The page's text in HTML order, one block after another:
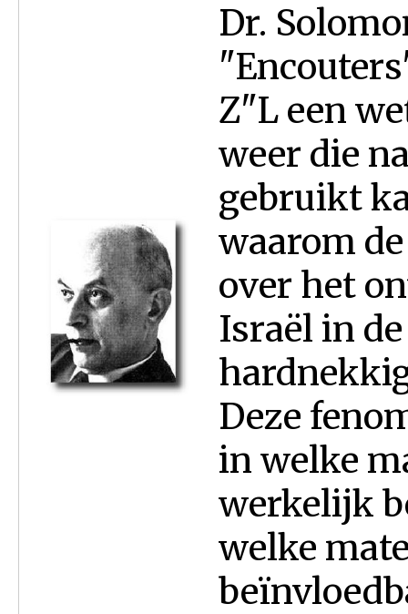
Dr.
Z"L een
weer die
gebruikt
waarom
over het
Israël in
Deze
in welke
werkelijk
welke